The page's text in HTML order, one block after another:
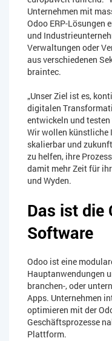
Unternehmen mit
Odoo ERP-Lösungen
und
Verwaltungen oder
aus verschiedenen
braintec.
„Unser Ziel ist es,
digitalen
entwickeln und
Wir wollen künstliche
skalierbar und
zu helfen, ihre
damit mehr Zeit für
und Wyden.
Das ist die
Software
Odoo ist eine
Hauptanwendungen
branchen-, oder
Apps. Unternehmen
optimieren mit der
Geschäftsprozesse
Plattform.